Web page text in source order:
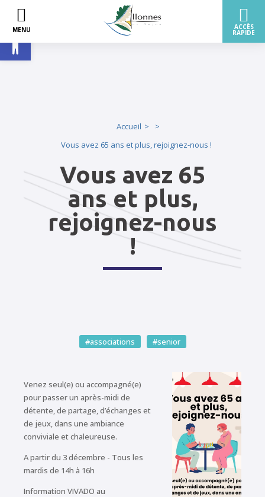
Ouvrir la barre d’outils
Accueil
Vous avez 65 ans et plus, rejoignez-nous !
Vous avez 65
ans et plus,
rejoignez-nous
!
#associations #senior
Venez seul(e) ou accompagné(e)
pour passer un après-midi de
détente, de partage, d’échanges et
de jeux, dans une ambiance
conviviale et chaleureuse.
A partir du 3 décembre - Tous les
mardis de 14h à 16h
Information VIVADO au